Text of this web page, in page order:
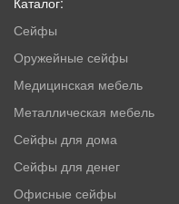
Сейфы
Оружейные сейфы
Медицинская мебель
Металлическая мебель
Сейфы для дома
Сейфы для денег
Офисные сейфы